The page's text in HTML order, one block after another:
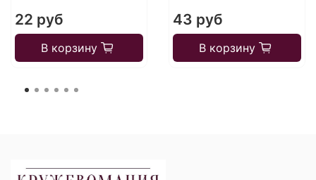
22 руб
В корзину
43 руб
В корзину